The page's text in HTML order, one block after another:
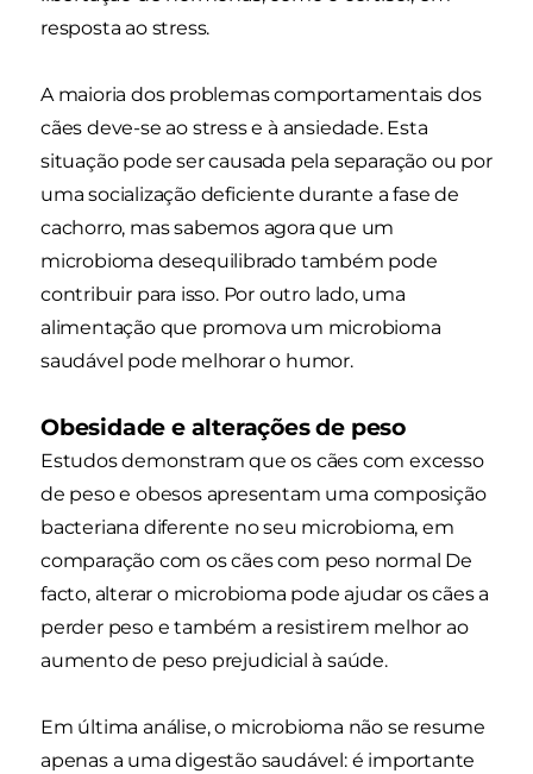
resposta ao stress.
A maioria dos problemas comportamentais dos
cães deve-se ao stress e à ansiedade. Esta
situação pode ser causada pela separação ou por
uma socialização deficiente durante a fase de
cachorro, mas sabemos agora que um
microbioma desequilibrado também pode
contribuir para isso. Por outro lado, uma
alimentação que promova um microbioma
saudável pode melhorar o humor.
Obesidade e alterações de peso
Estudos demonstram que os cães com excesso
de peso e obesos apresentam uma composição
bacteriana diferente no seu microbioma, em
comparação com os cães com peso normal De
facto, alterar o microbioma pode ajudar os cães a
perder peso e também a resistirem melhor ao
aumento de peso prejudicial à saúde.
Em última análise, o microbioma não se resume
apenas a uma digestão saudável: é importante